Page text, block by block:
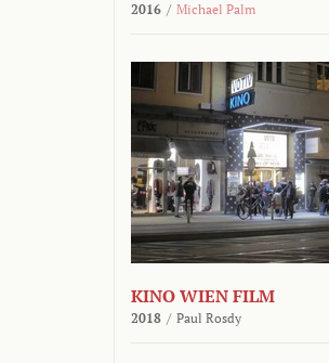
2016 / Michael Palm
KINO WIEN FILM
2018 / Paul Rosdy